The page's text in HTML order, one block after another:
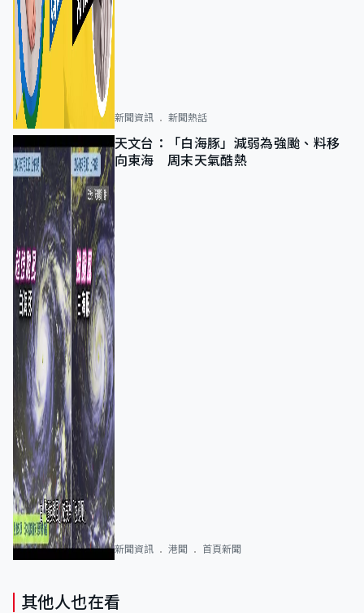
新聞資訊 新聞熱話
天文台：「白海豚」減弱為強颱、料移
向東海 周末天氣酷熱
新聞資訊 港聞 首頁新聞
其他人也在看